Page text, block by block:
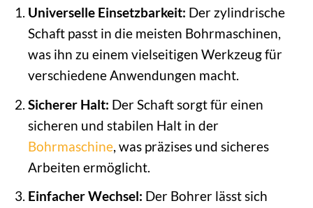
Universelle Einsetzbarkeit: Der zylindrische
Schaft passt in die meisten Bohrmaschinen,
was ihn zu einem vielseitigen Werkzeug für
verschiedene Anwendungen macht.
Sicherer Halt: Der Schaft sorgt für einen
sicheren und stabilen Halt in der
Bohrmaschine, was präzises und sicheres
Arbeiten ermöglicht.
Einfacher Wechsel: Der Bohrer lässt sich